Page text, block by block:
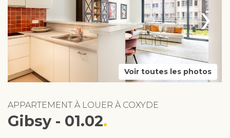
›
Voir toutes les photos
APPARTEMENT À LOUER À COXYDE
Gibsy - 01.02